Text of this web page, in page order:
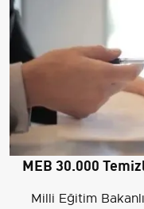
MEB 30.000
Milli Eğitim